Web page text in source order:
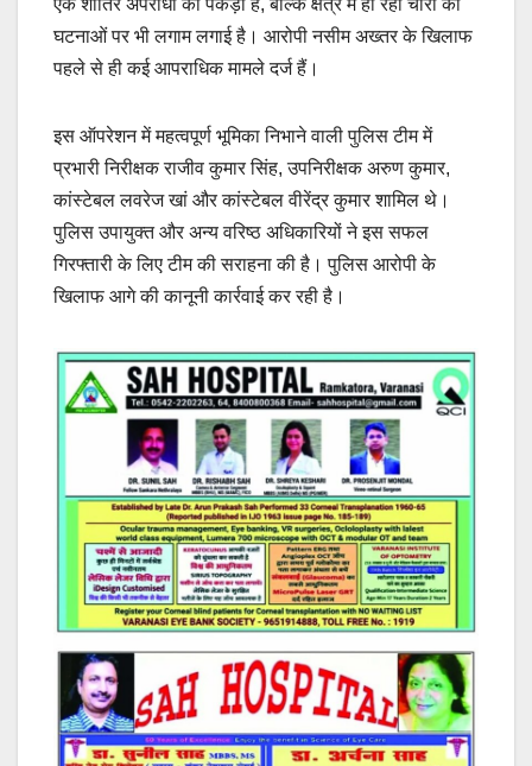
घटनाओं पर भी लगाम लगाई है। आरोपी नसीम अख्तर के खिलाफ
पहले से ही कई आपराधिक मामले दर्ज हैं।
इस ऑपरेशन में महत्वपूर्ण भूमिका निभाने वाली पुलिस टीम में
प्रभारी निरीक्षक राजीव कुमार सिंह, उपनिरीक्षक अरुण कुमार,
कांस्टेबल लवरेज खां और कांस्टेबल वीरेंद्र कुमार शामिल थे।
पुलिस उपायुक्त और अन्य वरिष्ठ अधिकारियों ने इस सफल
गिरफ्तारी के लिए टीम की सराहना की है। पुलिस आरोपी के
खिलाफ आगे की कानूनी कार्रवाई कर रही है।